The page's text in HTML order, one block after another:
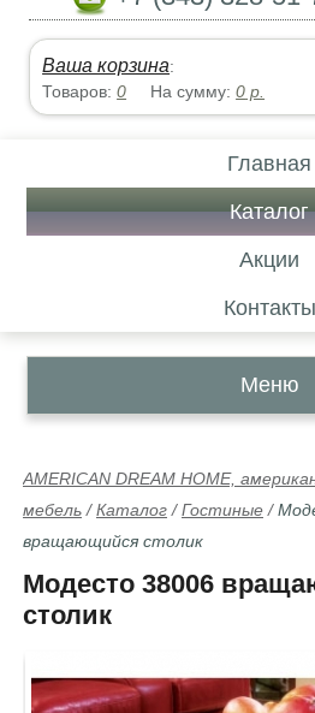
Ваша корзина:
Товаров:0 На сумму:0 р.
Главная
Каталог
Акции
Контакты
Меню
AMERICAN DREAM HOME,
мебель /Каталог /Гостиные /
вращающийся столик
Модесто 38006
столик